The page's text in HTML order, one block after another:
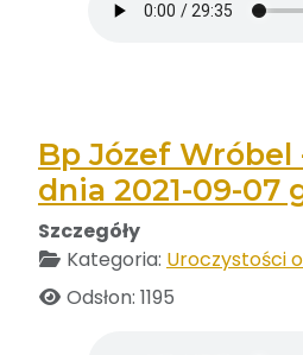
Bp Józef Wróbel
dnia 2021-09-07
Szczegóły
Kategoria: Uroczystości
Odsłon: 1195